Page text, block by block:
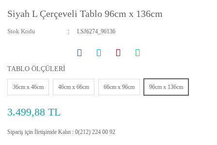
Siyah L Çerçeveli Tablo 96cm x 136cm
Stok Kodu LSJ6274_96136
TABLO ÖLÇÜLERİ
36cm x 46cm 46cm x 66cm 66cm x 96cm 96cm x 136cm
3.499,88 TL
Sipariş için İletişimde Kalın : 0(212) 224 00 92